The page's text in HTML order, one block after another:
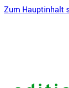
Zum Hauptinhalt